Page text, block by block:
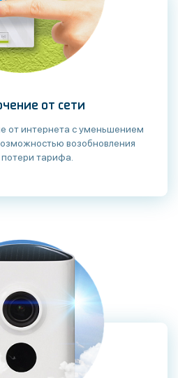
от сети
от интернета с уменьшением
возобновления
тарифа.